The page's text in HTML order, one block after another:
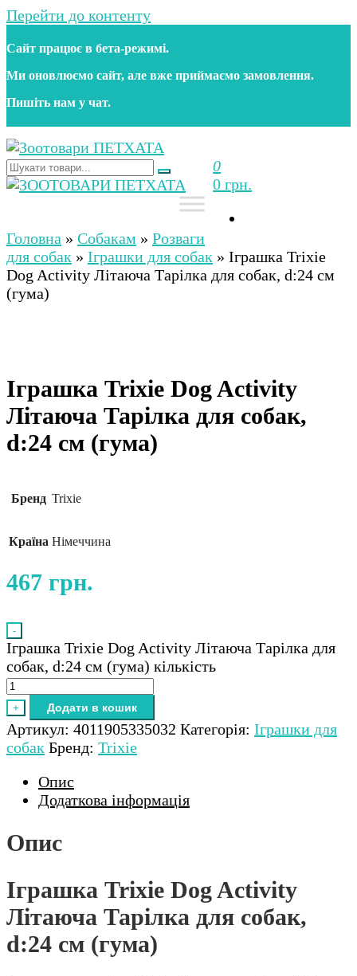
Перейти до контенту
Сайт працює в бета‑режимі.
Ми оновлюємо сайт, але вже приймаємо замовлення.
Пишіть нам у чат.
Зоотовари ПЕТХАТА
Зоомагазин для собак та котів | Корм, іграшки,
аксесуари та догляд за тваринами. Доставка по
0
0 грн.
Зоомагазин для собак та котів | Корм, іграшки,
аксесуари та догляд за тваринами. Доставка по
Україні
Головна » Собакам » Розваги
для собак » Іграшки для собак » Іграшка Trixie
Dog Activity Літаюча Тарілка для собак, d:24 см
(гума)
Іграшка Trixie Dog Activity
Літаюча Тарілка для собак,
d:24 см (гума)
Бренд Trixie
Країна Німеччина
467 грн.
-
Іграшка Trixie Dog Activity Літаюча Тарілка для
собак, d:24 см (гума) кількість
+ Додати в кошик
Артикул: 4011905335032 Категорія: Іграшки для
собак Бренд: Trixie
Опис
Додаткова інформація
Опис
Іграшка Trixie Dog Activity
Літаюча Тарілка для собак,
d:24 см (гума)